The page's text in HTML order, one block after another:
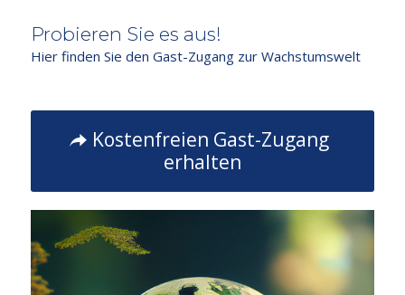
Probieren Sie es aus!
Hier finden Sie den Gast-Zugang zur Wachstumswelt
Kostenfreien Gast-Zugang
erhalten